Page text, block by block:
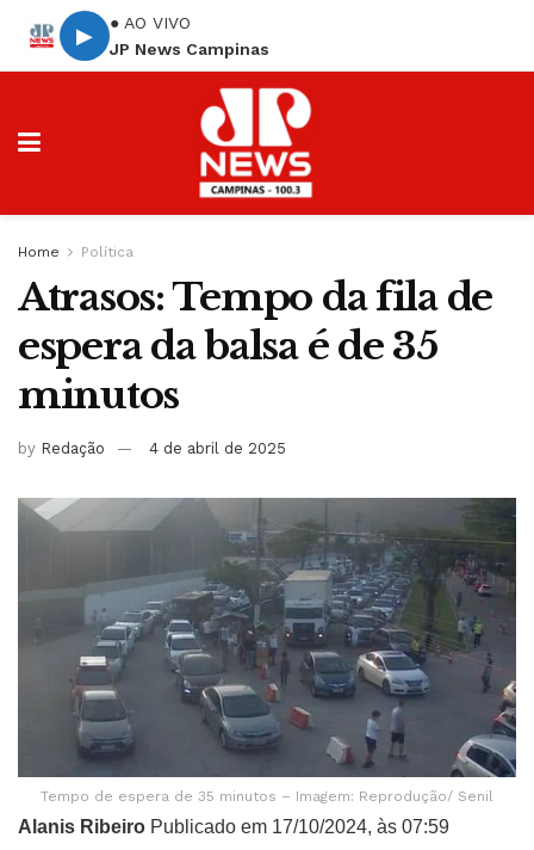
▶
● AO VIVO
JP News Campinas
Home Política
Atrasos: Tempo da fila de
espera da balsa é de 35
minutos
by Redação 4 de abril de 2025
Tempo de espera de 35 minutos – Imagem: Reprodução/ Senil
Alanis Ribeiro Publicado em 17/10/2024, às 07:59